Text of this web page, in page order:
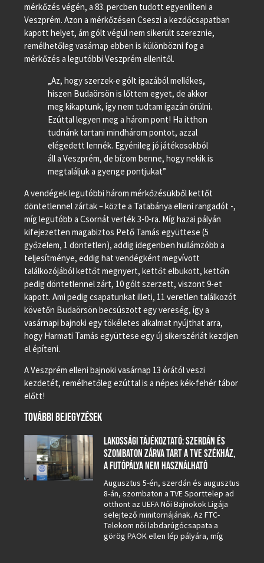
mérkőzés végén, a 83. percben tudott egyenlíteni a
Veszprém. Azon a mérkőzésen Cseszi a kezdőcsapatban
kapott helyet, ám gólt végül nem sikerült szereznie,
remélhetőleg vasárnap ebben is különbözni fog a
mérkőzés a legutóbbi Veszprém ellenitől.
„Az, hogy szerzek-e gólt igazából mellékes,
hiszen Budaörsön is lőttem egyet, de akkor
meg kikaptunk, így nem tudtam igazán örülni.
Ezúttal legyen meg a három pont! Ha itthon
tudnánk tartani mindhárom pontot, azzal
elégedett lennék. Egyénileg jó játékosokból
áll a Veszprém, de bízom benne, hogy nekik is
megtaláljuk a gyenge pontjukat”
A vendégek legutóbbi három mérkőzésükből kettőt
döntetlennel zártak – közte a Tatabánya elleni rangadót -,
míg legutóbb a Csornát verték 3-0-ra. Míg hazai pályán
kifejezetten magabiztos Pető Tamás együttese (5
győzelem, 1 döntetlen), addig idegenben hullámzóbb a
teljesítménye, eddig hat vendégként megvívott
találkozójából kettőt megnyert, kettőt elbukott, kettőn
pedig döntetlennel zárt, 10 gólt szerzett, viszont 9-et
kapott. Ami pedig csapatunkat illeti, 11 veretlen találkozót
követőn Budaörsön becsúszott egy vereség, így a
vasárnapi bajnoki egy tökéletes alkalmat nyújthat arra,
hogy Harmati Tamás együttese egy új sikerszériát kezdjen
el építeni.
A Veszprém elleni bajnoki vasárnap 13 órától veszi
kezdetét, remélhetőleg ezúttal is a népes kék-fehér tábor
előtt!
TOVÁBBI BEJEGYZÉSEK
LAKOSSÁGI TÁJÉKOZTATÓ: SZERDÁN ÉS
SZOMBATON ZÁRVA TART A TVE SZÉKHÁZ,
A FUTÓPÁLYA NEM HASZNÁLHATÓ
Augusztus 5-én, szerdán és augusztus
8-án, szombaton a TVE Sporttelep ad
otthont az UEFA Női Bajnokok Ligája
selejtező minitornájának. Az FTC-
Telekom női labdarúgócsapata a
görög PAOK ellen lép pályára, míg